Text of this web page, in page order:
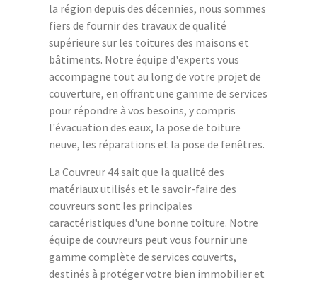
la région depuis des décennies, nous sommes
fiers de fournir des travaux de qualité
supérieure sur les toitures des maisons et
bâtiments. Notre équipe d'experts vous
accompagne tout au long de votre projet de
couverture, en offrant une gamme de services
pour répondre à vos besoins, y compris
l'évacuation des eaux, la pose de toiture
neuve, les réparations et la pose de fenêtres.
La Couvreur 44 sait que la qualité des
matériaux utilisés et le savoir-faire des
couvreurs sont les principales
caractéristiques d'une bonne toiture. Notre
équipe de couvreurs peut vous fournir une
gamme complète de services couverts,
destinés à protéger votre bien immobilier et